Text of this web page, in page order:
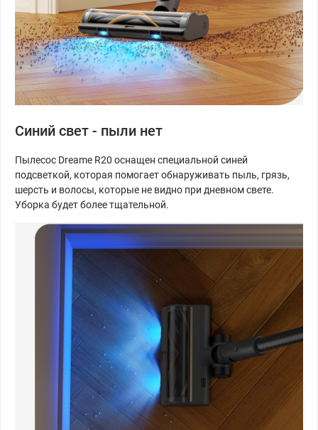
Синий свет - пыли нет
Пылесос Dreame R20 оснащен специальной синей
подсветкой, которая помогает обнаруживать пыль, грязь,
шерсть и волосы, которые не видно при дневном свете.
Уборка будет более тщательной.